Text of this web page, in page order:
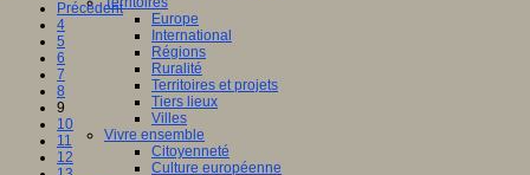
Europe
International
Régions
Ruralité
Territoires et projets
Tiers lieux
Villes
Vivre ensemble
Citoyenneté
Culture européenne
Précédent
4
5
6
7
8
9
10
11
12